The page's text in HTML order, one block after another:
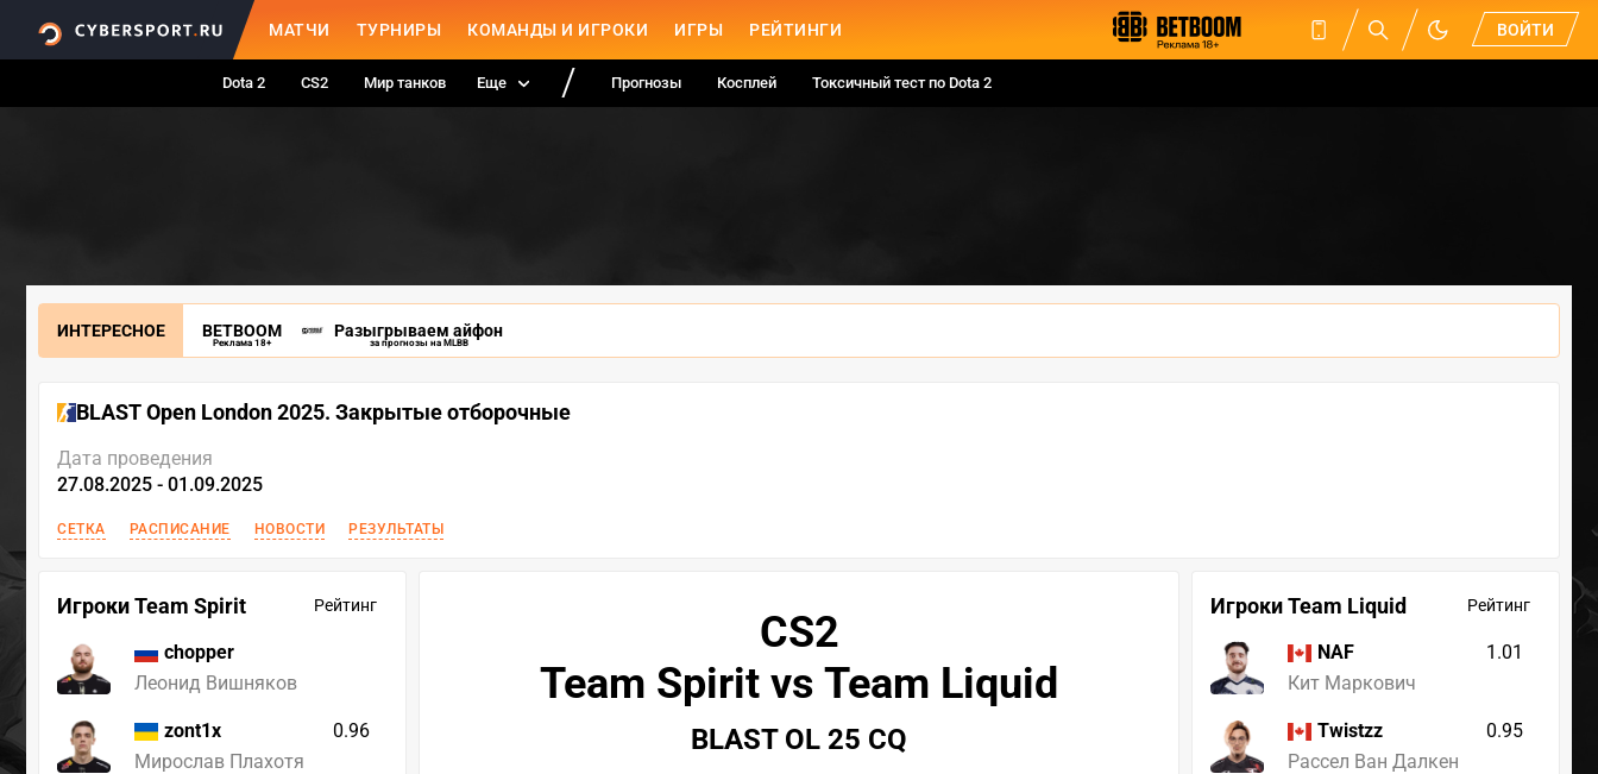
МАТЧИ ТУРНИРЫ КОМАНДЫ И ИГРОКИ ИГРЫ РЕЙТИНГИ ВОЙТИ
Dota 2 CS2 Мир танков Еще Прогнозы Косплей Токсичный тест по Dota 2
ИНТЕРЕСНОЕ BETBOOM
Реклама 18+
Разыгрываем айфон
за прогнозы на MLBB
BLAST Open London 2025. Закрытые отборочные
Дата проведения
27.08.2025 - 01.09.2025
СЕТКА РАСПИСАНИЕ НОВОСТИ РЕЗУЛЬТАТЫ
Игроки Team Spirit Рейтинг
chopper
Леонид Вишняков
zont1x
Мирослав Плахотя
0.96
Игроки Team Liquid Рейтинг
NAF
Кит Маркович
1.01
Twistzz
Рассел Ван Далкен
0.95
CS2
Team Spirit vs Team Liquid
BLAST OL 25 CQ